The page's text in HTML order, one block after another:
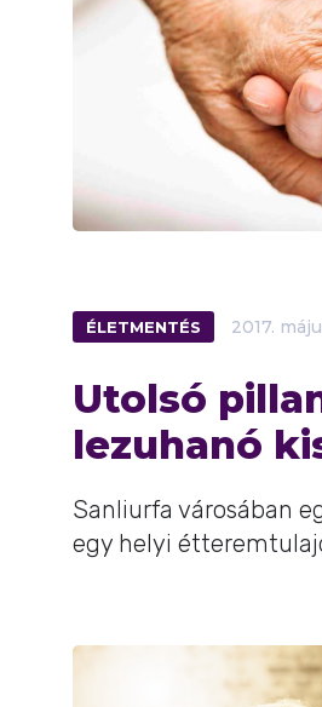
ÉLETMENTÉS 2017.
Utolsó
lezuhanó
Sanliurfa városában
egy helyi